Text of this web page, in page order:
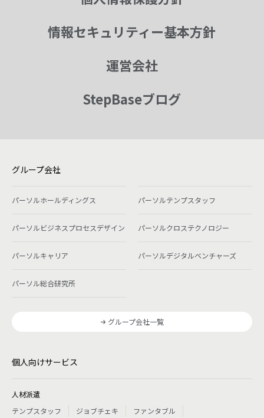
情報セキュリティー基本方針
運営会社
StepBaseブログ
グループ会社
パーソルホールディングス パーソルテンプスタッフ
パーソルビジネスプロセスデザイン パーソルクロステクノロジー
パーソルキャリア パーソルデジタルベンチャーズ
パーソル総合研究所
グループ会社一覧
個人向けサービス
人材派遣
テンプスタッフ
ジョブチェキ
ファンタブル